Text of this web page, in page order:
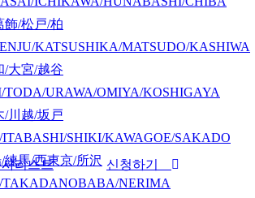
飾/松戸/柏
KATSUSHIKA/MATSUDO/KASHIWA
/大宮/越谷
TODA/URAWA/OMIYA/KOSHIGAYA
/川越/坂戸
SHIKI/KAWAGOE/SAKADO
練馬/西東京/所沢
NERIMA
리스트 신청하기